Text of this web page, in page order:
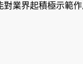
業界起積極示範